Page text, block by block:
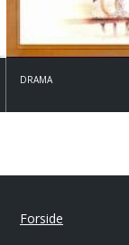
DRAMA
Forside